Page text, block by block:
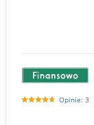
Opinie: 3